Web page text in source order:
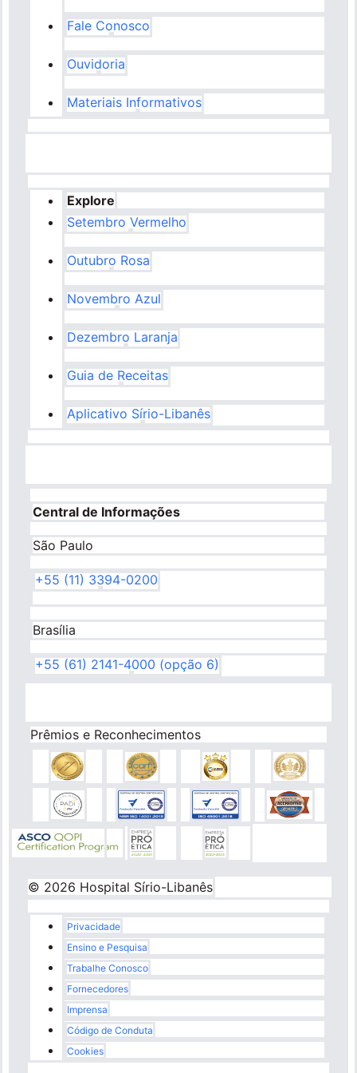
Profissionais da saúde
Fale Conosco
Ouvidoria
Materiais Informativos
Explore
Setembro Vermelho
Outubro Rosa
Novembro Azul
Dezembro Laranja
Guia de Receitas
Aplicativo Sírio-Libanês
Central de Informações
São Paulo
+55 (11) 3394-0200
Brasília
+55 (61) 2141-4000 (opção 6)
Prêmios e Reconhecimentos
© 2026 Hospital Sírio-Libanês
Rodapé
Privacidade
Ensino e Pesquisa
Trabalhe Conosco
Fornecedores
Imprensa
Código de Conduta
Cookies